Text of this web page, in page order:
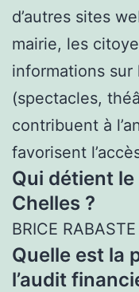
d’autres sites
mairie, les
informations
(spectacles,
contribuent à
favorisent
Qui détient
Chelles ?
BRICE RABASTE
Quelle est la
l’audit